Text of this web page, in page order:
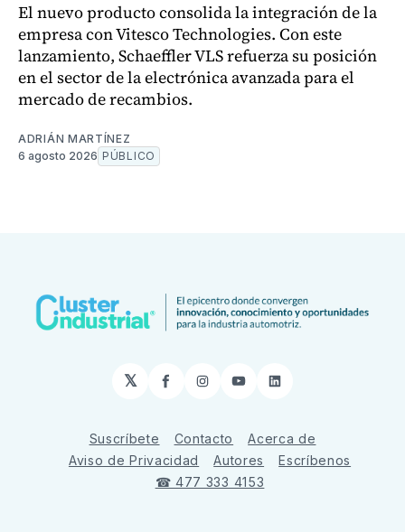
El nuevo producto consolida la integración de la
empresa con Vitesco Technologies. Con este
lanzamiento, Schaeffler VLS refuerza su posición
en el sector de la electrónica avanzada para el
mercado de recambios.
ADRIÁN MARTÍNEZ
6 agosto 2026 PÚBLICO
𝕏 Facebook
Instagram
YouTubeLinkedIn
Suscríbete Contacto
Acerca de
Aviso de Privacidad
Autores
Escríbenos
☎ 477 333 4153